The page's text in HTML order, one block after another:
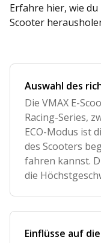
Erfahre hier, wie du
Scooter
Auswahl des
Die VMAX E-
Racing-Series,
ECO-Modus ist
des Scooters
fahren kannst.
die
Einflüsse auf